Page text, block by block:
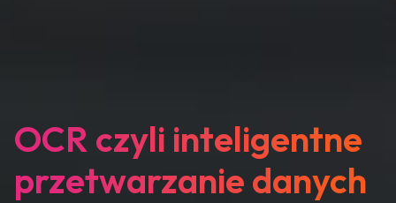
OCR czyli inteligentne
przetwarzanie danych